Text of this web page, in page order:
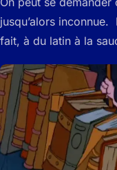
jusqu’alors
fait, à du latin à la